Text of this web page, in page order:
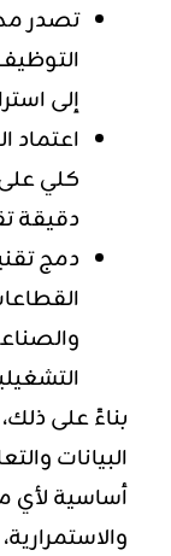
تصدر
إلى
كلي على
دقيقة
دمج
بناءً على
البيانات
أساسية لأي